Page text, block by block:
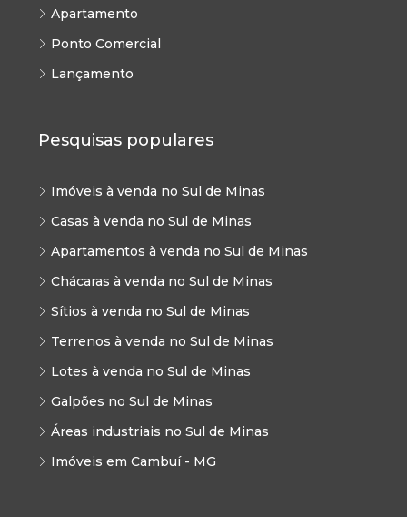
Apartamento
Ponto Comercial
Lançamento
Pesquisas populares
Imóveis à venda no Sul de Minas
Casas à venda no Sul de Minas
Apartamentos à venda no Sul de Minas
Chácaras à venda no Sul de Minas
Sítios à venda no Sul de Minas
Terrenos à venda no Sul de Minas
Lotes à venda no Sul de Minas
Galpões no Sul de Minas
Áreas industriais no Sul de Minas
Imóveis em Cambuí - MG